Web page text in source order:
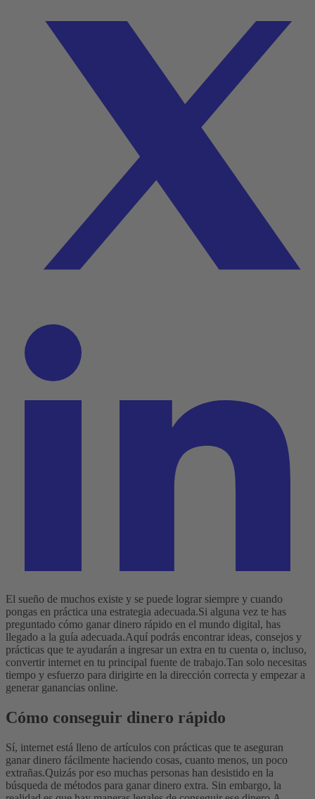
El sueño de muchos existe y se puede lograr siempre y cuando
pongas en práctica una estrategia adecuada.Si alguna vez te has
preguntado cómo ganar dinero rápido en el mundo digital, has
llegado a la guía adecuada.Aquí podrás encontrar ideas, consejos y
prácticas que te ayudarán a ingresar un extra en tu cuenta o, incluso,
convertir internet en tu principal fuente de trabajo.Tan solo necesitas
tiempo y esfuerzo para dirigirte en la dirección correcta y empezar a
generar ganancias online.
Cómo conseguir dinero rápido
Sí, internet está lleno de artículos con prácticas que te aseguran
ganar dinero fácilmente haciendo cosas, cuanto menos, un poco
extrañas.Quizás por eso muchas personas han desistido en la
búsqueda de métodos para ganar dinero extra. Sin embargo, la